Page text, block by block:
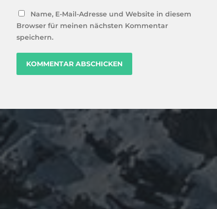
Name, E-Mail-Adresse und Website in diesem
Browser für meinen nächsten Kommentar
speichern.